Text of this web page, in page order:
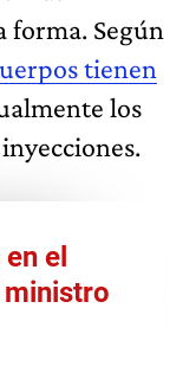
forma. Según
tienen
los
el
ministro